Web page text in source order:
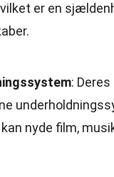
er en
:
nyde film,